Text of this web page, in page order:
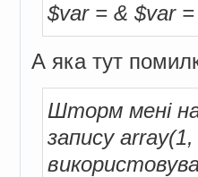
$var = & $var
А яка тут
Шторм мені
запису